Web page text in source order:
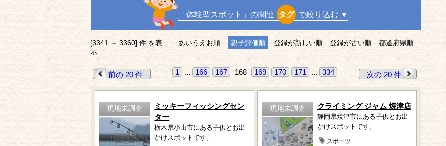
「体験型スポット」の関連 タグ で絞り込む ▼
[3341 ～ 3360] 件 を表
示
あいうえお順 親子評価順 登録が新しい順 登録が古い順 都道府県順
前の 20 件 1 ... 166 167 168 169 170 171 ... 334 次の 20 件
現地未調査
ミッキーフィッシングセン
ター
栃木県小山市にある子供とお出
かけスポットです。
現地未調査 クライミング ジャム 焼津店
静岡県焼津市にある子供とお出
かけスポットです。
スポーツ